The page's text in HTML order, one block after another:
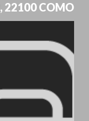
,22100COMO